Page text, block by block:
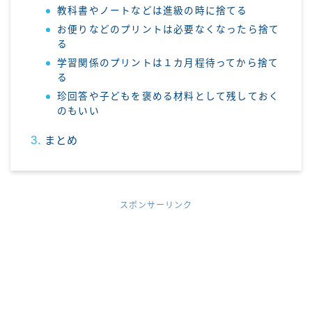
教科書やノートなどは進級の時に捨てる
お便りなどのプリントは必要なくなったら捨て
る
学習関係のプリントは１カ月程待ってから捨て
る
珍回答や子どもを褒める材料として残しておく
のもいい
まとめ
スポンサーリンク